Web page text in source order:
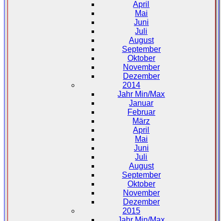
April
Mai
Juni
Juli
August
September
Oktober
November
Dezember
2014
Jahr Min/Max
Januar
Februar
März
April
Mai
Juni
Juli
August
September
Oktober
November
Dezember
2015